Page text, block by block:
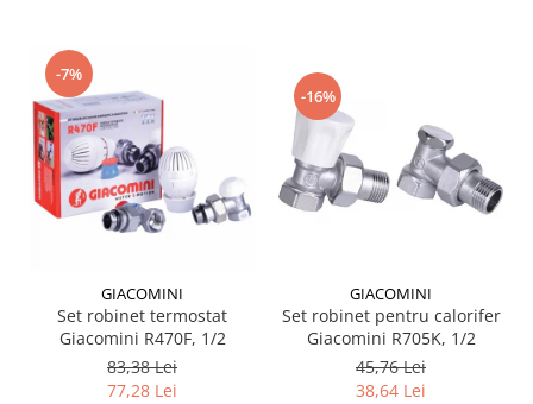
-7%
GIACOMINI
Set robinet termostat
Giacomini R470F, 1/2
83,38 Lei
77,28 Lei
-16%
GIACOMINI
Set robinet pentru calorifer
Giacomini R705K, 1/2
45,76 Lei
38,64 Lei